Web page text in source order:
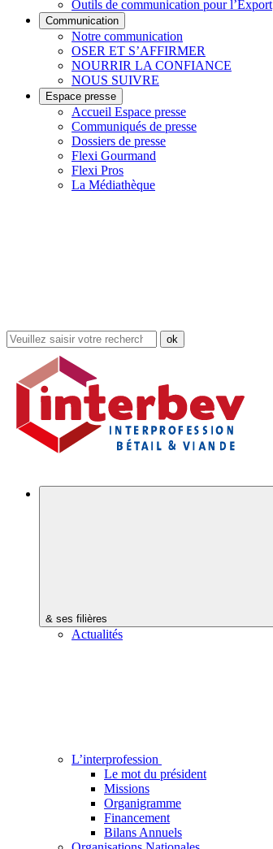
Outils de communication pour l’Export
Communication
Notre communication
OSER ET S’AFFIRMER
NOURRIR LA CONFIANCE
NOUS SUIVRE
Espace presse
Accueil Espace presse
Communiqués de presse
Dossiers de presse
Flexi Gourmand
Flexi Pros
La Médiathèque
Rechercher
dans
site
& ses filières
Actualités
L’interprofession
Le mot du président
Missions
Organigramme
Financement
Bilans Annuels